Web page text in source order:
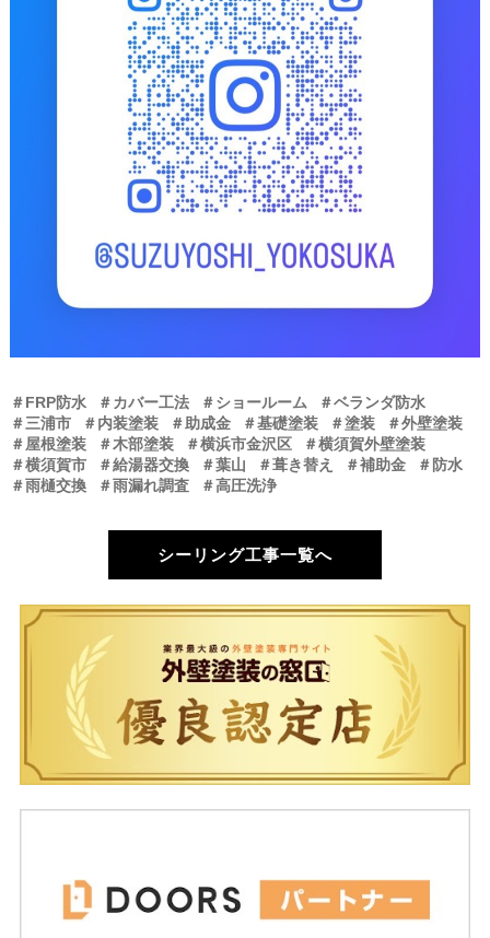
＃FRP防水 ＃カバー工法 ＃ショールーム
＃ベランダ防水
＃三浦市
＃内装塗装 ＃助成金 ＃基礎塗装 ＃塗装
＃外壁塗装
＃屋根塗装
＃木部塗装 ＃横浜市金沢区
＃横須賀外壁塗装
＃横須賀市
＃給湯器交換 ＃葉山 ＃葺き替え ＃補助金
＃防水
＃雨樋交換
＃雨漏れ調査 ＃高圧洗浄
シーリング工事一覧へ